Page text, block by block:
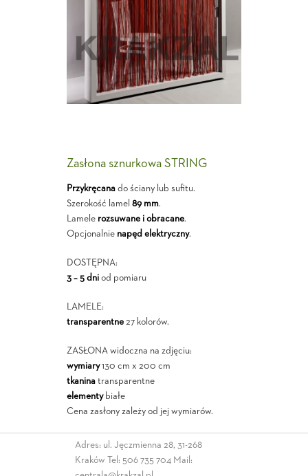
Zasłona sznurkowa STRING
Przykręcanado ściany lub sufitu.
Szerokość lamel 89 mm.
Lamele rozsuwane i obracane.
Opcjonalnie napęd elektryczny.
DOSTĘPNA:
3 – 5 dniod pomiaru
LAMELE:
transparentne27 kolorów.
ZASŁONA widoczna na zdjęciu:
wymiary130 cm x 200 cm
tkaninatransparentne
elementybiałe
Cena zasłony zależy od jej wymiarów.
Adres: ul. Jęczmienna 28, 31-268
Kraków Tel: 506 735 704 Mail: